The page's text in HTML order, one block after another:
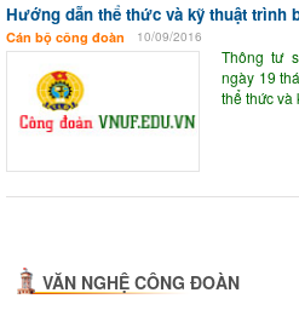
Hướng dẫn thể thức và kỹ thuật trình
Cán bộ công đoàn 10/09/2016
Thông tư
ngày 19
thể thức và
VĂN NGHỆ CÔNG ĐOÀN